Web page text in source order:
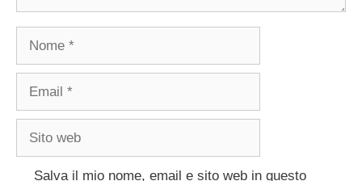
Nome
Email
Sito
Salva il mio nome, email e sito web in questo